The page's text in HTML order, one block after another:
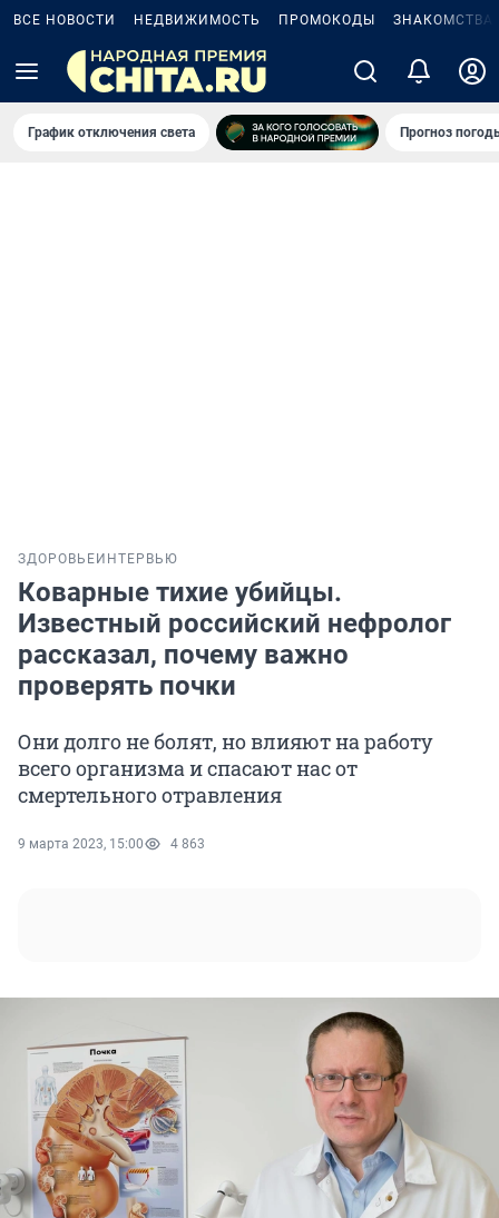
ВСЕ НОВОСТИ НЕДВИЖИМОСТЬ ПРОМОКОДЫ ЗНАКОМСТВА
График отключения света Прогноз
ЗДОРОВЬЕ ИНТЕРВЬЮ
Коварные тихие убийцы.
Известный российский нефролог
рассказал, почему важно
проверять почки
Они долго не болят, но влияют на работу
всего организма и спасают нас от
смертельного отравления
9 марта 2023, 15:00 4 863